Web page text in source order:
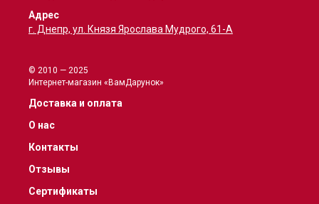
Адрес
г. Днепр, ул. Князя Ярослава Мудрого, 61-А
© 2010 — 2025
Интернет-магазин «ВамДарунок»
Доставка и оплата
О нас
Контакты
Отзывы
Сертификаты